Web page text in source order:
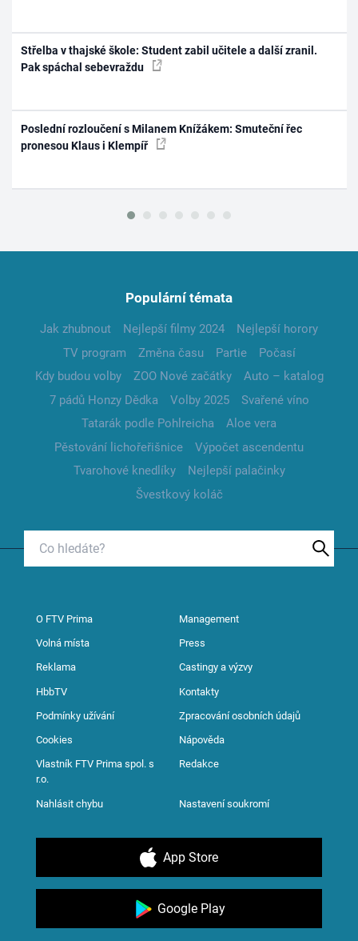
Střelba v thajské škole: Student zabil učitele a další zranil.
Pak spáchal sebevraždu
Poslední rozloučení s Milanem Knížákem: Smuteční řec
pronesou Klaus i Klempíř
Populární témata
Jak zhubnout Nejlepší filmy 2024
Nejlepší horory
TV program
Změna času Partie
Počasí
Kdy budou volby
ZOO Nové začátky
Auto – katalog
7 pádů Honzy Dědka
Volby 2025
Svařené víno
Tatarák podle Pohlreicha
Aloe vera
Pěstování lichořeřišnice
Výpočet ascendentu
Tvarohové knedlíky
Nejlepší palačinky
Švestkový koláč
O FTV Prima Management
Volná místa Press
Reklama Castingy a výzvy
HbbTV Kontakty
Podmínky užívání Zpracování osobních údajů
Cookies Nápověda
Vlastník FTV Prima spol. s
r.o.
Redakce
Nahlásit chybu Nastavení soukromí
App Store
Google Play